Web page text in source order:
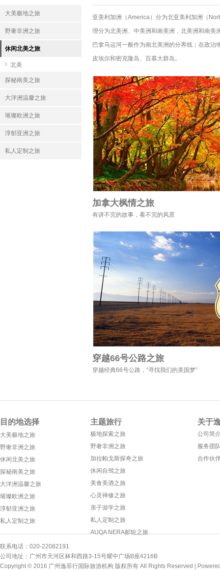
大美极地之旅
野奢非洲之旅
休闲北美之旅
北美
探秘南美之旅
大洋洲温馨之旅
璀璨欧洲之旅
淳郁亚洲之旅
私人定制之旅
亚美利加洲（America）分为北亚美利加洲（
理分为北美洲、中美洲和南美洲，北美洲和南美
巴拿马运河一般作为南北美洲的分界线；在政
皮埃尔和密克隆岛、百慕大群岛。
加拿大枫情之旅
有讲不完的故事，看不完的风景
穿越66号公路之旅
穿越经典66号公路，“寻找我们的美国梦”
目的地选择
大美极地之旅
野奢非洲之旅
休闲北美之旅
探秘南美之旅
大洋洲温馨之旅
璀璨欧洲之旅
淳郁亚洲之旅
私人定制之旅
主题旅行
极地探索之旅
野奢非洲之旅
加拉帕戈斯探奇之旅
休闲自驾之旅
美食美酒之旅
心灵禅修之旅
亲子游学之旅
私人定制之旅
AUQA NERA邮轮之旅
关于
公司简
服务团
合作伙
联系电话：020-22082191
公司地址：广州市天河区林和西路3-15号耀中广场B座4216B
Copyright © 2016 广州逸菲行国际旅游机构 版权所有 All Rights Reserved |